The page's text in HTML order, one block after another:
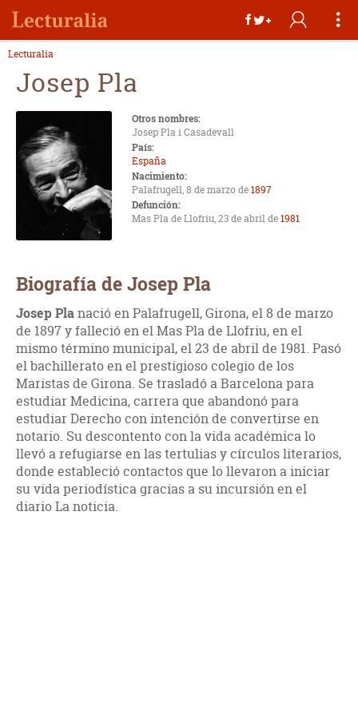
Lecturalia
Josep Pla
Otros nombres:
Josep Pla i Casadevall
País:
España
Nacimiento:
Palafrugell, 8 de marzo de1897
Defunción:
Mas Pla de Llofriu, 23 de abril de1981
Biografía de Josep Pla
Josep Planació en Palafrugell, Girona, el 8 de marzo
de 1897 y falleció en el Mas Pla de Llofriu, en el
mismo término municipal, el 23 de abril de 1981. Pasó
el bachillerato en el prestigioso colegio de los
Maristas de Girona. Se trasladó a Barcelona para
estudiar Medicina, carrera que abandonó para
estudiar Derecho con intención de convertirse en
notario. Su descontento con la vida académica lo
llevó a refugiarse en las tertulias y círculos literarios,
donde estableció contactos que lo llevaron a iniciar
su vida periodística gracias a su incursión en el
diario La noticia.